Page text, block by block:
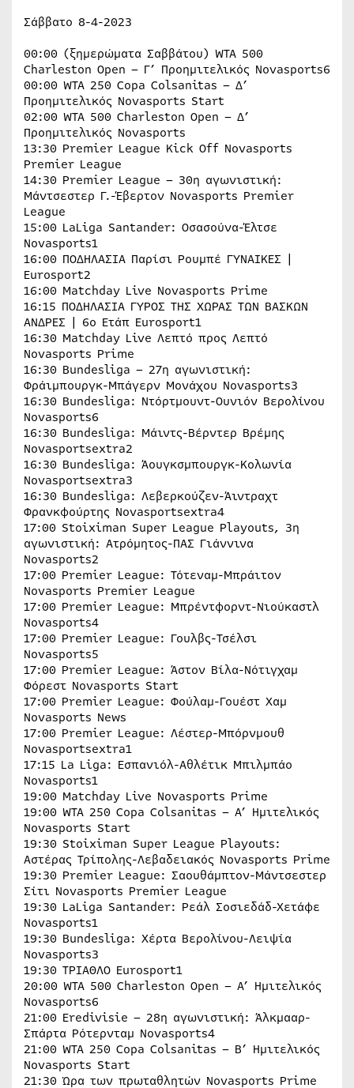
Σάββατο 8-4-2023
00:00 (ξημερώματα Σαββάτου) WTA 500
Charleston Open – Γ’ Προημιτελικός Novasports6
00:00 WTA 250 Copa Colsanitas – Δ’
Προημιτελικός Novasports Start
02:00 WTA 500 Charleston Open – Δ’
Προημιτελικός Novasports
13:30 Premier League Kick Off Novasports
Premier League
14:30 Premier League – 30η αγωνιστική:
Μάντσεστερ Γ.-Έβερτον Novasports Premier
League
15:00 LaLiga Santander: Οσασούνα-Έλτσε
Novasports1
16:00 ΠΟΔΗΛΑΣΙΑ Παρίσι Ρουμπέ ΓΥΝΑΙΚΕΣ |
Eurosport2
16:00 Matchday Live Novasports Prime
16:15 ΠΟΔΗΛΑΣΙΑ ΓΥΡΟΣ ΤΗΣ ΧΩΡΑΣ ΤΩΝ ΒΑΣΚΩΝ
ΑΝΔΡΕΣ | 6ο Ετάπ Eurosport1
16:30 Matchday Live Λεπτό προς Λεπτό
Novasports Prime
16:30 Bundesliga – 27η αγωνιστική:
Φράιμπουργκ-Μπάγερν Μονάχου Novasports3
16:30 Bundesliga: Ντόρτμουντ-Ουνιόν Βερολίνου
Novasports6
16:30 Bundesliga: Μάιντς-Βέρντερ Βρέμης
Novasportsextra2
16:30 Bundesliga: Άουγκσμπουργκ-Κολωνία
Novasportsextra3
16:30 Bundesliga: Λεβερκούζεν-Άιντραχτ
Φρανκφούρτης Novasportsextra4
17:00 Stoiximan Super League Playouts, 3η
αγωνιστική: Ατρόμητος-ΠΑΣ Γιάννινα
Novasports2
17:00 Premier League: Τότεναμ-Μπράιτον
Novasports Premier League
17:00 Premier League: Μπρέντφορντ-Νιούκαστλ
Novasports4
17:00 Premier League: Γουλβς-Τσέλσι
Novasports5
17:00 Premier League: Άστον Βίλα-Νότιγχαμ
Φόρεστ Novasports Start
17:00 Premier League: Φούλαμ-Γουέστ Χαμ
Novasports News
17:00 Premier League: Λέστερ-Μπόρνμουθ
Novasportsextra1
17:15 La Liga: Εσπανιόλ-Αθλέτικ Μπιλμπάο
Novasports1
19:00 Matchday Live Novasports Prime
19:00 WTA 250 Copa Colsanitas – A’ Ημιτελικός
Novasports Start
19:30 Stoiximan Super League Playouts:
Αστέρας Τρίπολης-Λεβαδειακός Novasports Prime
19:30 Premier League: Σαουθάμπτον-Μάντσεστερ
Σίτι Novasports Premier League
19:30 LaLiga Santander: Ρεάλ Σοσιεδάδ-Χετάφε
Novasports1
19:30 Bundesliga: Χέρτα Βερολίνου-Λειψία
Novasports3
19:30 ΤΡΙΑΘΛΟ Eurosport1
20:00 WTA 500 Charleston Open – Α’ Ημιτελικός
Novasports6
21:00 Eredivisie – 28η αγωνιστική: Άλκμααρ-
Σπάρτα Ρότερνταμ Novasports4
21:00 WTA 250 Copa Colsanitas – Β’ Ημιτελικός
Novasports Start
21:30 Ώρα των πρωταθλητών Novasports Prime